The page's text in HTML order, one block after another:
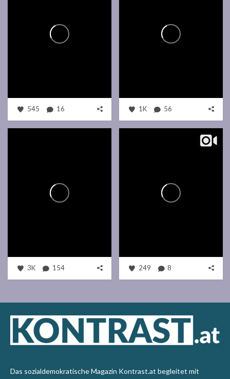
545 16 1K 56
3K 154 249 8
Das sozialdemokratische Magazin Kontrast.at begleitet mit